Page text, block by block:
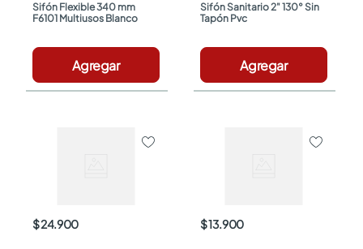
Sifón Flexible 340 mm
F6101 Multiusos Blanco
Agregar
Sifón Sanitario 2" 130° Sin
Tapón Pvc
Agregar
$ 24.900 $ 13.900